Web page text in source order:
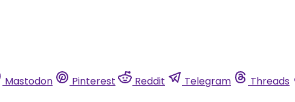
Mastodon Pinterest Reddit Telegram Threads